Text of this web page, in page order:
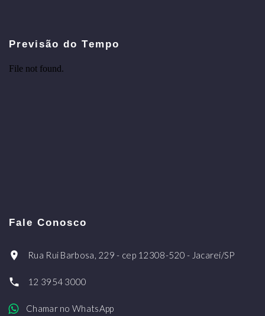
Previsão do Tempo
Fale Conosco
Rua Rui Barbosa, 229 - cep 12308-520 - Jacareí/SP
12 3954 3000
Chamar no WhatsApp